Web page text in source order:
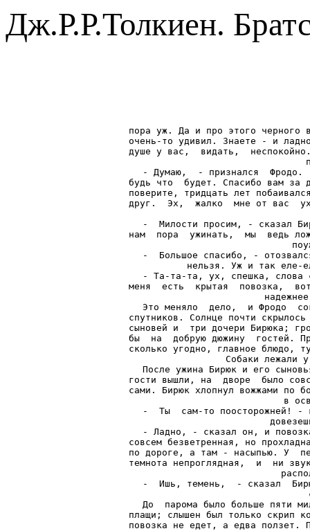
Дж.Р.Р.Толкиен.
пора уж. Да и про этого черного
очень-то удивил. Знаете - и
душе у вас,  видать,
- Думаю,  - признался  Фродо.
будь что  будет. Спасибо вам за
поверите, тридцать лет
друг.  Эх,  жалко  мне от вас
-  Милости просим, - сказал
нам  пора  ужинать,  мы  ведь
-  Большое спасибо, -
нельзя. Уж и так еле-
- Та-та-та, ух, спешка, слова
меня  есть  крытая  повозка,
Это меняло  дело,  и Фродо
спутников. Солнце почти
сыновей и  три дочери Бирюка;
бы  на  добрую дюжину  гостей.
сколько угодно, главное блюдо,
Собаки лежали
После ужина Бирюк и его
гости вышли, на  дворе  было
сами. Бирюк хлопнул вожжами по
в
-  Ты  сам-то поосторожней! -
- Ладно, - сказал он, и
совсем безветренная, но
по дороге, а там - насыпью. У
темнота непроглядная,  и  ни
-  Ишь, темень,  - сказал
До  парома было больше пяти
плащи; слышен был только скрип
повозка не едет, а едва ползет.